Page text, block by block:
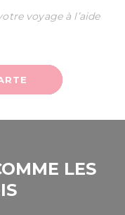
voyage à l’aide
LES